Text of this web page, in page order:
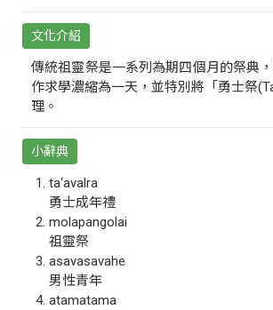
文化介紹
傳統祖靈祭是一系列為期四個月的祭典
作求學濃縮為一天，並特別將「勇士祭
理。
小辭典
ta‘avalra
勇士成年禮
molapangolai
祖靈祭
asavasavahe
男性青年
atamatama